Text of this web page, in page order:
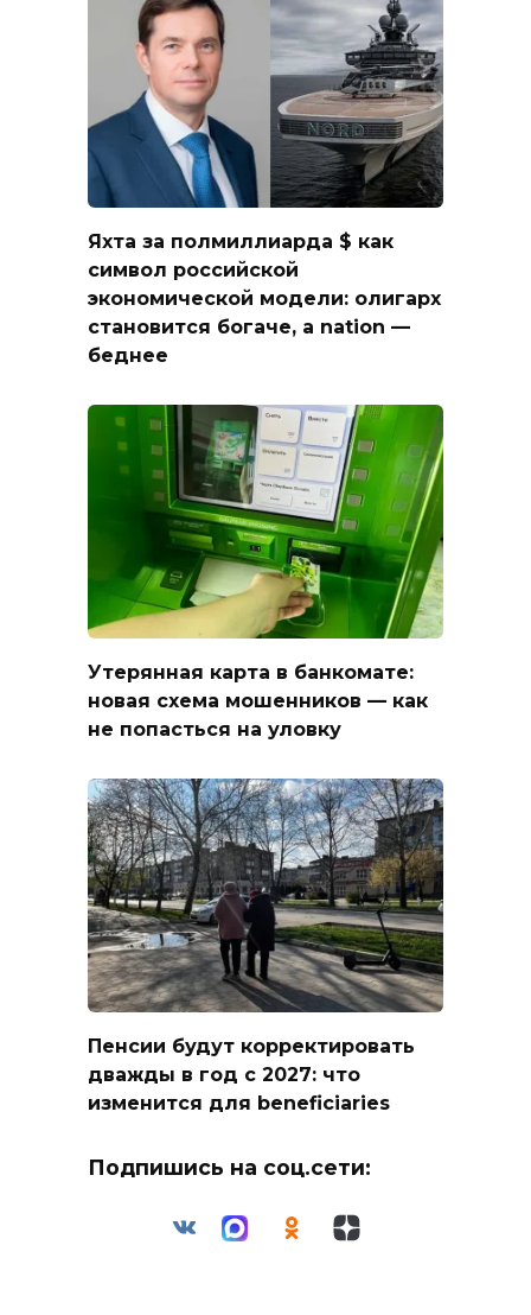
Яхта за полмиллиарда $ как
символ российской
экономической модели: олигарх
становится богаче, а nation —
беднее
Утерянная карта в банкомате:
новая схема мошенников — как
не попасться на уловку
Пенсии будут корректировать
дважды в год с 2027: что
изменится для beneficiaries
Подпишись на соц.сети: